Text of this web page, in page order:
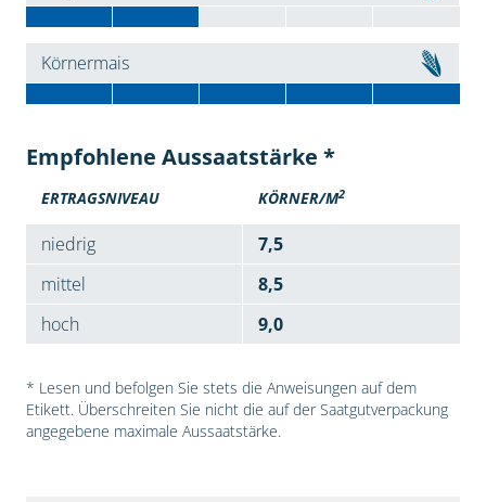
Körnermais
Empfohlene Aussaatstärke *
ERTRAGSNIVEAU KÖRNER/M2
niedrig
7,5
mittel
8,5
hoch
9,0
* Lesen und befolgen Sie stets die Anweisungen auf dem
Etikett. Überschreiten Sie nicht die auf der Saatgutverpackung
angegebene maximale Aussaatstärke.